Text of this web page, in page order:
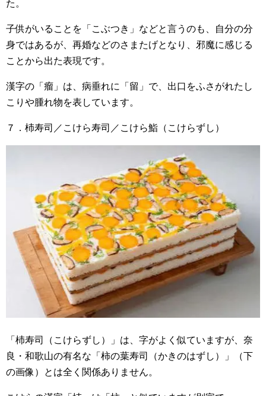
た。
子供がいることを「こぶつき」などと言うのも、自分の分
身ではあるが、再婚などのさまたげとなり、邪魔に感じる
ことから出た表現です。
漢字の「瘤」は、病垂れに「留」で、出口をふさがれたし
こりや腫れ物を表しています。
７．杮寿司／こけら寿司／こけら鮨（こけらずし）
「杮寿司（こけらずし）」は、字がよく似ていますが、奈
良・和歌山の有名な「柿の葉寿司（かきのはずし）」（下
の画像）とは全く関係ありません。